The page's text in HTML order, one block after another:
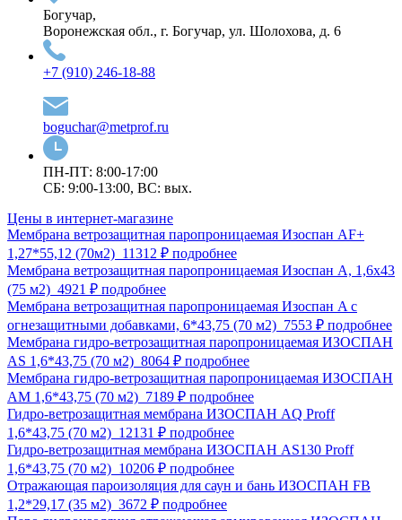
Богучар,
Воронежская обл., г. Богучар, ул. Шолохова, д. 6
+7 (910) 246-18-88
boguchar@metprof.ru
ПН-ПТ: 8:00-17:00
СБ: 9:00-13:00, ВС: вых.
Цены в интернет-магазине
Мембрана ветрозащитная паропроницаемая Изоспан AF+
1,27*55,12 (70м2) 11312 ₽ подробнее
Мембрана ветрозащитная паропроницаемая Изоспан A, 1,6х43
(75 м2) 4921 ₽ подробнее
Мембрана ветрозащитная паропроницаемая Изоспан A с
огнезащитными добавками, 6*43,75 (70 м2) 7553 ₽ подробнее
Мембрана гидро-ветрозащитная паропроницаемая ИЗОСПАН
АS 1,6*43,75 (70 м2) 8064 ₽ подробнее
Мембрана гидро-ветрозащитная паропроницаемая ИЗОСПАН
АМ 1,6*43,75 (70 м2) 7189 ₽ подробнее
Гидро-ветрозащитная мембрана ИЗОСПАН AQ Proff
1,6*43,75 (70 м2) 12131 ₽ подробнее
Гидро-ветрозащитная мембрана ИЗОСПАН AS130 Proff
1,6*43,75 (70 м2) 10206 ₽ подробнее
Отражающая пароизоляция для саун и бань ИЗОСПАН FB
1,2*29,17 (35 м2) 3672 ₽ подробнее